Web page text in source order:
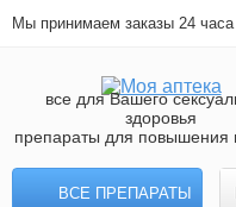
Мы принимаем заказы 24 часа
все для Вашего
здоровья
препараты для повышения
ВСЕ ПРЕПАРАТЫ